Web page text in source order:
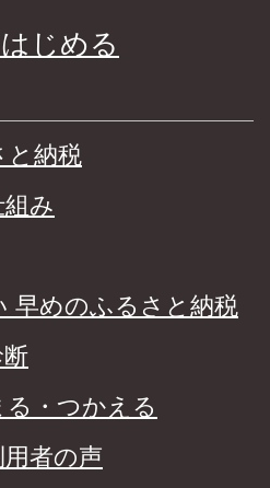
じめる
と納税
み
早めのふるさと納税
る・つかえる
者の声